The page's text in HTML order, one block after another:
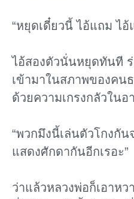
“หยุดเดี๋ยวนี้ ไอ้แถม ไอ้
ไอ้สองตัวนั่นหยุดทันที
เข้ามาในสภาพของคน
ด้วยความเกรงกลัวใน
“พวกมึงนี้เล่นตัวโกงกั
แสดงศักดากันอีกเรอะ”
ว่าแล้วหลวงพ่อก็เอาห